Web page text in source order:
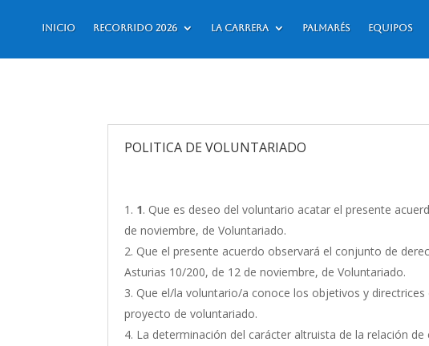
Inicio Recorrido 2026 La Carrera Palmarés Equipos
POLITICA DE VOLUNTARIADO
1. Que es deseo del voluntario acatar el presente
de noviembre, de Voluntariado.
Que el presente acuerdo observará el conjunto de
Asturias 10/200, de 12 de noviembre, de Voluntariado.
Que el/la voluntario/a conoce los objetivos y
proyecto de voluntariado.
La determinación del carácter altruista de la relación de